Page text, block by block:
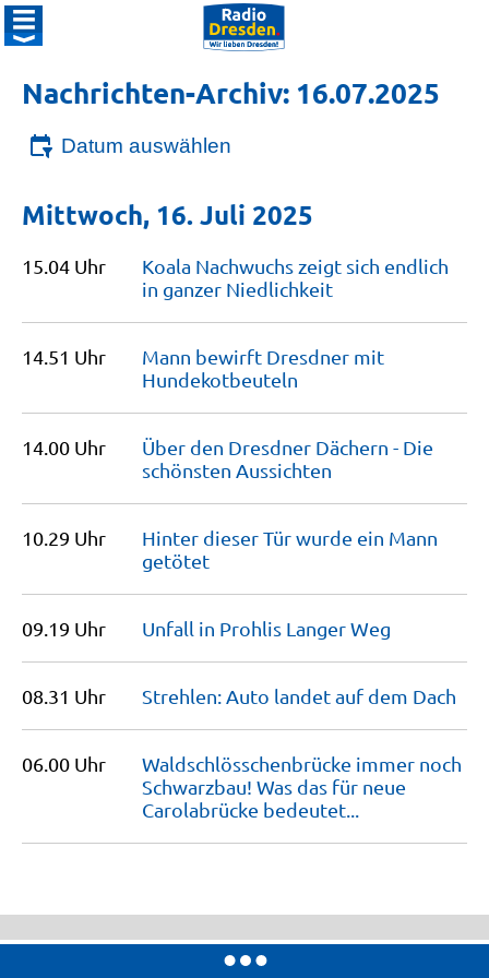
Nachrichten-Archiv: 16.07.2025
Datum auswählen
Mittwoch, 16. Juli 2025
15.04 Uhr
Koala Nachwuchs zeigt sich endlich
in ganzer Niedlichkeit
14.51 Uhr
Mann bewirft Dresdner mit
Hundekotbeuteln
14.00 Uhr
Über den Dresdner Dächern - Die
schönsten Aussichten
10.29 Uhr
Hinter dieser Tür wurde ein Mann
getötet
09.19 Uhr Unfall in Prohlis LangerWeg
08.31 Uhr Strehlen: Auto landet auf dem Dach
06.00 Uhr
Waldschlösschenbrücke immer noch
Schwarzbau! Was das für neue
Carolabrücke bedeutet...